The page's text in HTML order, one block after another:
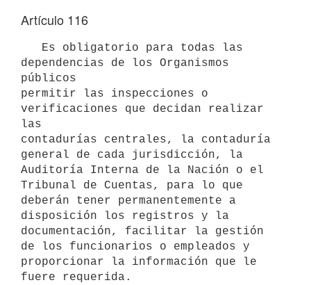
Artículo 116
dependencias de los Organismos
públicos
permitir las inspecciones o
verificaciones que decidan realizar
las
contadurías centrales, la contaduría
general de cada jurisdicción, la
Auditoría Interna de la Nación o el
Tribunal de Cuentas, para lo que
deberán tener permanentemente a
disposición los registros y la
documentación, facilitar la gestión
de los funcionarios o empleados y
proporcionar la información que le
fuere requerida.